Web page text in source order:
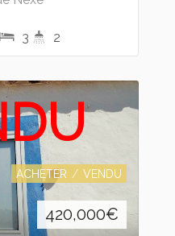
3 2
ACHETER VENDU
420,000€